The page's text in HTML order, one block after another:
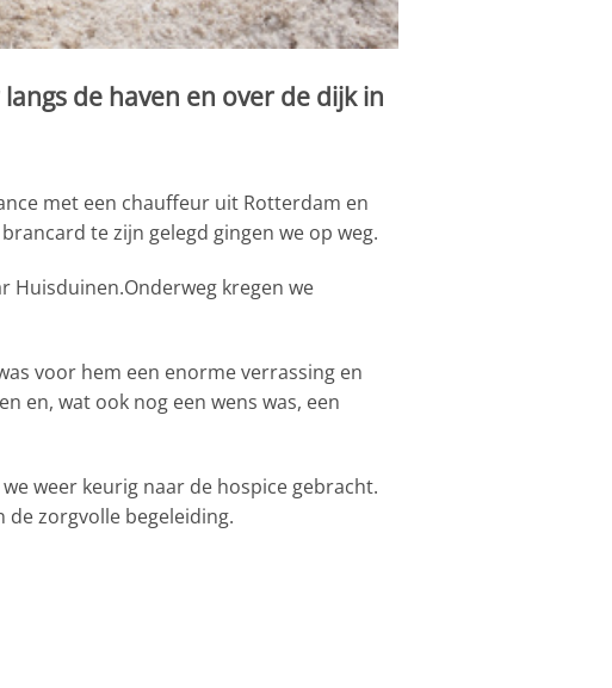
de haven en over de dijk in
met een chauffeur uit Rotterdam en
te zijn gelegd gingen we op weg.
Huisduinen.Onderweg kregen we
voor hem een enorme verrassing en
en, wat ook nog een wens was, een
weer keurig naar de hospice gebracht.
zorgvolle begeleiding.